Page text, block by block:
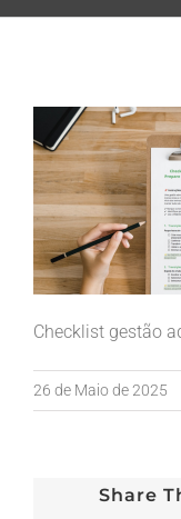
Checklist gestão
26 de Maio de 2025
Share